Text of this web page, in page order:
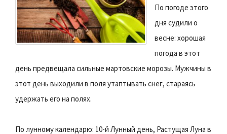
По погоде этого
дня судили о
весне: хорошая
погода в этот
день предвещала сильные мартовские морозы. Мужчины в
этот день выходили в поля утаптывать снег, стараясь
удержать его на полях.
По лунному календарю: 10-й Лунный день, Растущая Луна в